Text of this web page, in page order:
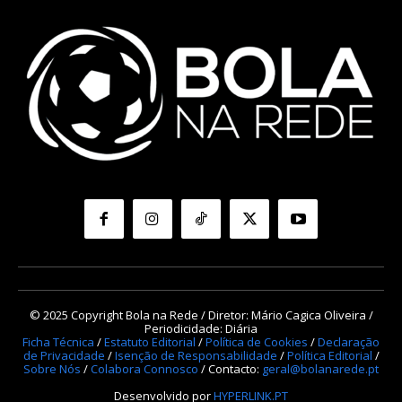
© 2025 Copyright Bola na Rede / Diretor: Mário Cagica Oliveira /
Periodicidade: Diária
Ficha Técnica /Estatuto Editorial /Política de Cookies /Declaração
de Privacidade /Isenção de Responsabilidade /Política Editorial /
Sobre Nós /Colabora Connosco / Contacto: geral@bolanarede.pt
Desenvolvido porHYPERLINK.PT